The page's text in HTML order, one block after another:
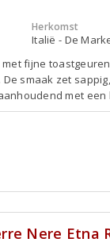
Herkomst
Italië - De
fijne
smaak zet
met een
Nere Etna